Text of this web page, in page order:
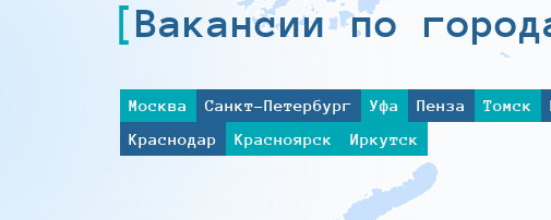
Вакансии по
Москва Санкт-Петербург Уфа Пенза Томск
Краснодар
Красноярск Иркутск